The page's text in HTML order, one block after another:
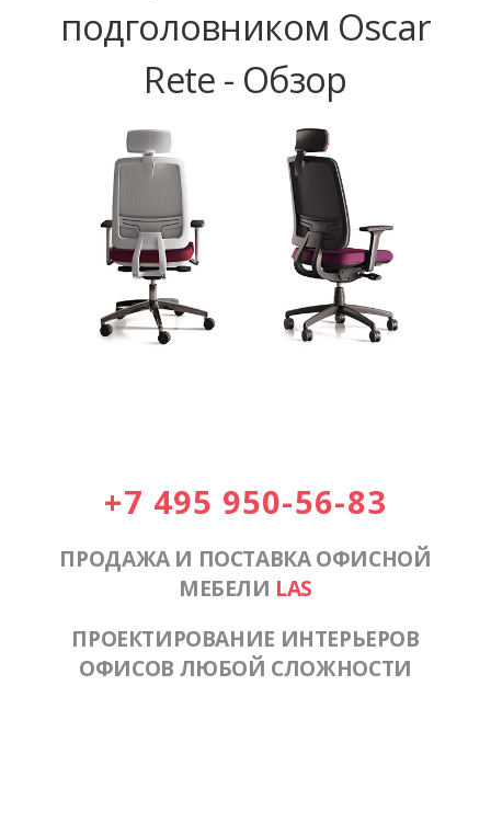
подголовником Oscar
Rete - Обзор
+7 495 950-56-83
ПРОДАЖА И ПОСТАВКА ОФИСНОЙ
МЕБЕЛИ LAS
ПРОЕКТИРОВАНИЕ ИНТЕРЬЕРОВ
ОФИСОВ ЛЮБОЙ СЛОЖНОСТИ